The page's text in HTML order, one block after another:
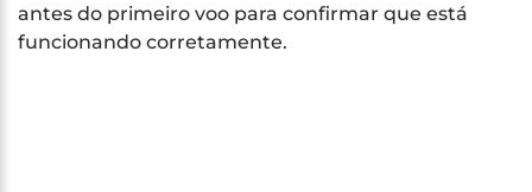
antes do primeiro voo para confirmar que está
funcionando corretamente.